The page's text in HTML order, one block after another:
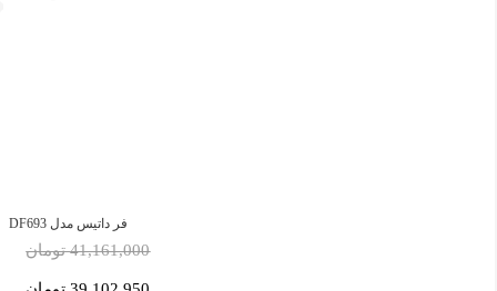
فر داتیس مدل DF693
41,161,000 تومان